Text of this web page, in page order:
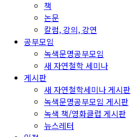
책
논문
칼럼, 강의, 강연
공부모임
녹색문명공부모임
새 자연철학 세미나
게시판
새 자연철학세미나 게시판
녹색문명공부모임 게시판
녹색 책/영화클럽 게시판
뉴스레터